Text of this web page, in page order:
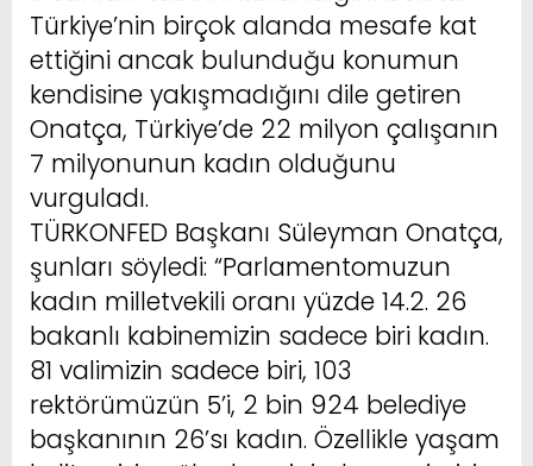
Türkiye’nin birçok alanda mesafe kat
ettiğini ancak bulunduğu konumun
kendisine yakışmadığını dile getiren
Onatça, Türkiye’de 22 milyon çalışanın
7 milyonunun kadın olduğunu
vurguladı.
TÜRKONFED Başkanı Süleyman Onatça,
şunları söyledi: “Parlamentomuzun
kadın milletvekili oranı yüzde 14.2. 26
bakanlı kabinemizin sadece biri kadın.
81 valimizin sadece biri, 103
rektörümüzün 5’i, 2 bin 924 belediye
başkanının 26’sı kadın. Özellikle yaşam